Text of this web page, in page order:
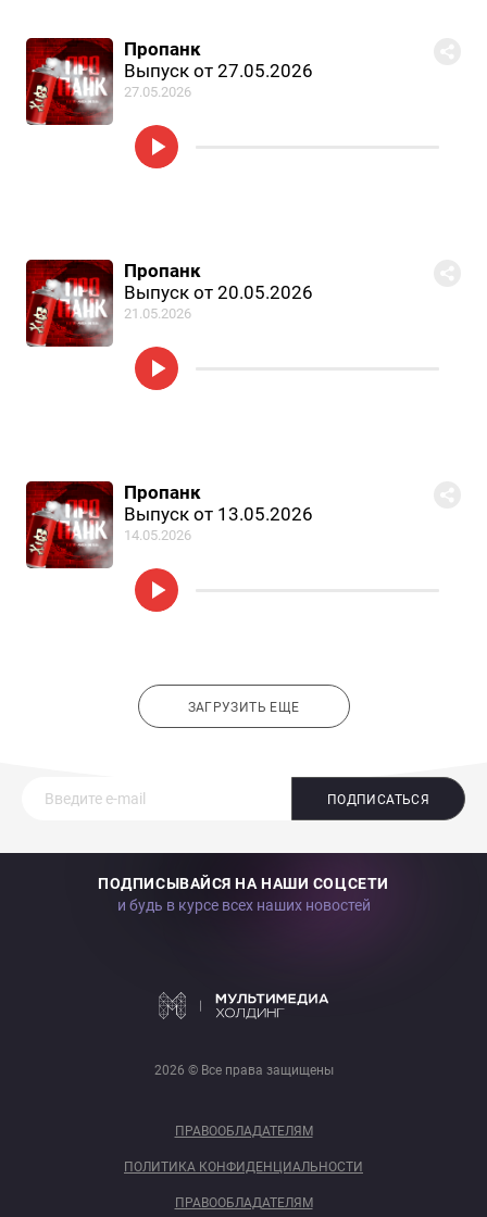
Пропанк
Выпуск от 27.05.2026
27.05.2026
Пропанк
Выпуск от 20.05.2026
21.05.2026
Пропанк
Выпуск от 13.05.2026
14.05.2026
ЗАГРУЗИТЬ ЕЩЕ
ПОДПИСАТЬСЯ
ПОДПИСЫВАЙСЯ НА НАШИ СОЦСЕТИ
и будь в курсе всех наших новостей
2026 © Все права защищены
ПРАВООБЛАДАТЕЛЯМ
ПОЛИТИКА КОНФИДЕНЦИАЛЬНОСТИ
ПРАВООБЛАДАТЕЛЯМ